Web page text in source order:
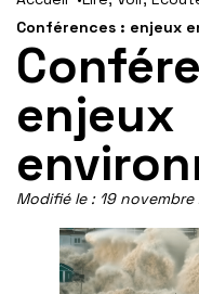
contenu
principal
la
Conférences : enjeux
enjeux
Modifié le : 19 novembre